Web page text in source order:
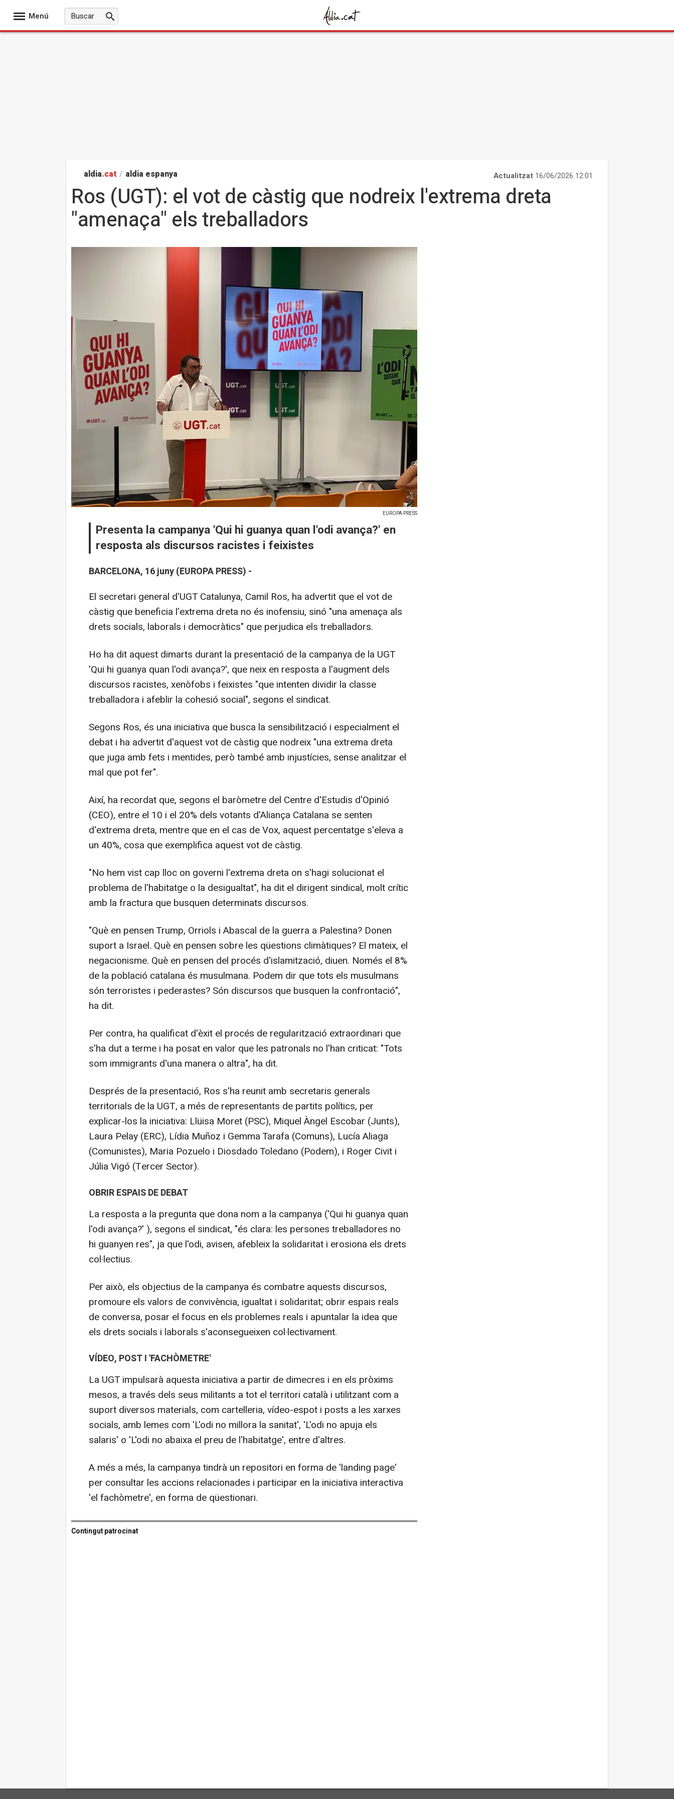
Menú
aldia.cat / aldia espanya Actualitzat 16/06/2026 12:01
Ros (UGT): el vot de càstig que nodreix l'extrema dreta
"amenaça" els treballadors
EUROPA PRESS
Presenta la campanya 'Qui hi guanya quan l'odi avança?' en
resposta als discursos racistes i feixistes
BARCELONA, 16 juny (EUROPA PRESS) -
El secretari general d'UGT Catalunya, Camil Ros, ha advertit que el vot de
càstig que beneficia l'extrema dreta no és inofensiu, sinó "una amenaça als
drets socials, laborals i democràtics" que perjudica els treballadors.
Ho ha dit aquest dimarts durant la presentació de la campanya de la UGT
'Qui hi guanya quan l'odi avança?', que neix en resposta a l'augment dels
discursos racistes, xenòfobs i feixistes "que intenten dividir la classe
treballadora i afeblir la cohesió social", segons el sindicat.
Segons Ros, és una iniciativa que busca la sensibilització i especialment el
debat i ha advertit d'aquest vot de càstig que nodreix "una extrema dreta
que juga amb fets i mentides, però també amb injustícies, sense analitzar el
mal que pot fer".
Així, ha recordat que, segons el baròmetre del Centre d'Estudis d'Opinió
(CEO), entre el 10 i el 20% dels votants d'Aliança Catalana se senten
d'extrema dreta, mentre que en el cas de Vox, aquest percentatge s'eleva a
un 40%, cosa que exemplifica aquest vot de càstig.
"No hem vist cap lloc on governi l'extrema dreta on s'hagi solucionat el
problema de l'habitatge o la desigualtat", ha dit el dirigent sindical, molt crític
amb la fractura que busquen determinats discursos.
"Què en pensen Trump, Orriols i Abascal de la guerra a Palestina? Donen
suport a Israel. Què en pensen sobre les qüestions climàtiques? El mateix, el
negacionisme. Què en pensen del procés d'islamització, diuen. Només el 8%
de la població catalana és musulmana. Podem dir que tots els musulmans
són terroristes i pederastes? Són discursos que busquen la confrontació",
ha dit.
Per contra, ha qualificat d'èxit el procés de regularització extraordinari que
s'ha dut a terme i ha posat en valor que les patronals no l'han criticat: "Tots
som immigrants d'una manera o altra", ha dit.
Després de la presentació, Ros s'ha reunit amb secretaris generals
territorials de la UGT, a més de representants de partits polítics, per
explicar-los la iniciativa: Llüisa Moret (PSC), Miquel Àngel Escobar (Junts),
Laura Pelay (ERC), Lídia Muñoz i Gemma Tarafa (Comuns), Lucía Aliaga
(Comunistes), Maria Pozuelo i Diosdado Toledano (Podem), i Roger Civit i
Júlia Vigó (Tercer Sector).
OBRIR ESPAIS DE DEBAT
La resposta a la pregunta que dona nom a la campanya ('Qui hi guanya quan
l'odi avança?' ), segons el sindicat, "és clara: les persones treballadores no
hi guanyen res", ja que l'odi, avisen, afebleix la solidaritat i erosiona els drets
col·lectius.
Per això, els objectius de la campanya és combatre aquests discursos,
promoure els valors de convivència, igualtat i solidaritat; obrir espais reals
de conversa, posar el focus en els problemes reals i apuntalar la idea que
els drets socials i laborals s'aconsegueixen col·lectivament.
VÍDEO, POST I 'FACHÒMETRE'
La UGT impulsarà aquesta iniciativa a partir de dimecres i en els pròxims
mesos, a través dels seus militants a tot el territori català i utilitzant com a
suport diversos materials, com cartelleria, vídeo-espot i posts a les xarxes
socials, amb lemes com 'L'odi no millora la sanitat', 'L'odi no apuja els
salaris' o 'L'odi no abaixa el preu de l'habitatge', entre d'altres.
A més a més, la campanya tindrà un repositori en forma de 'landing page'
per consultar les accions relacionades i participar en la iniciativa interactiva
'el fachòmetre', en forma de qüestionari.
Contingut patrocinat